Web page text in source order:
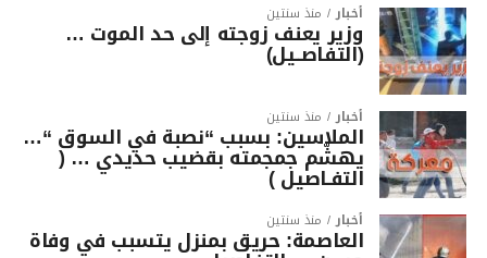
أخبار منذ سنتين
وزير يعنف زوجته إلى حد الموت …
(التفاصــيل)
أخبار منذ سنتين
الملاسين: بسبب “نصبة في السوق “…
يهشّم جمجمته بقضيب حديدي … (
التفـاصيل )
أخبار منذ سنتين
العاصمة: حريق بمنزل يتسبب في وفاة